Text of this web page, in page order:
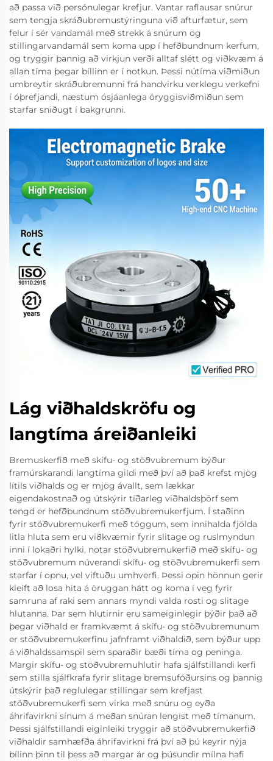
að passa við persónulegar krefjur. Vantar raflausar snúrur
sem tengja skráðubremustýringuna við afturfætur, sem
felur í sér vandamál með strekk á snúrum og
stillingarvandamál sem koma upp í hefðbundnum kerfum,
og tryggir þannig að virkjun verði alltaf slétt og viðkvæm á
allan tíma þegar bíllinn er í notkun. Þessi nútíma viðmiðun
umbreytir skráðubremunni frá handvirku verklegu verkefni
í óþrefjandi, næstum ósjáanlega öryggisviðmiðun sem
starfar sniðugt í bakgrunni.
Lág viðhaldskröfu og
langtíma áreiðanleiki
Bremuskerfið með skífu- og stöðvubremum býður
framúrskarandi langtíma gildi með því að það krefst mjög
lítils viðhalds og er mjög ávallt, sem lækkar
eigendakostnað og útskýrir tíðarleg viðhaldsþörf sem
tengd er hefðbundnum stöðvubremukerfjum. Í staðinn
fyrir stöðvubremukerfi með tóggum, sem innihalda fjölda
litla hluta sem eru viðkvæmir fyrir slitage og ruslmyndun
inni í lokaðri hylki, notar stöðvubremukerfið með skífu- og
stöðvubremum núverandi skífu- og stöðvubremukerfi sem
starfar í opnu, vel viftuðu umhverfi. Þessi opin hönnun gerir
kleift að losa hita á öruggan hátt og koma í veg fyrir
samruna af raki sem annars myndi valda rosti og slitage
hlutanna. Þar sem hlutirnir eru sameiginlegir þýðir það að
þegar viðhald er framkvæmt á skífu- og stöðvubremunum
er stöðvubremukerfinu jafnframt viðhaldið, sem býður upp
á viðhaldssamspil sem sparaðir bæði tíma og peninga.
Margir skífu- og stöðvubremuhlutir hafa sjálfstillandi kerfi
sem stilla sjálfkrafa fyrir slitage bremsufóðursins og þannig
útskýrir það reglulegar stillingar sem krefjast
stöðvubremukerfi sem virka með snúru og eyða
áhrifavirkni sínum á meðan snúran lengist með tímanum.
Þessi sjálfstillandi eiginleiki tryggir að stöðvubremukerfið
viðhaldir samhæfða áhrifavirkni frá því að þú keyrir nýja
bílinn þinn til þess að margar ár og þúsundir mílna hafi